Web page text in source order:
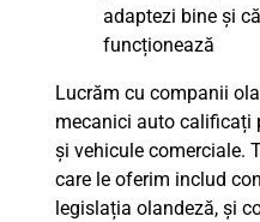
adaptezi bine și
funcționează
Lucrăm cu companii
mecanici auto calificați
și vehicule comerciale.
care le oferim includ
legislația olandeză, și